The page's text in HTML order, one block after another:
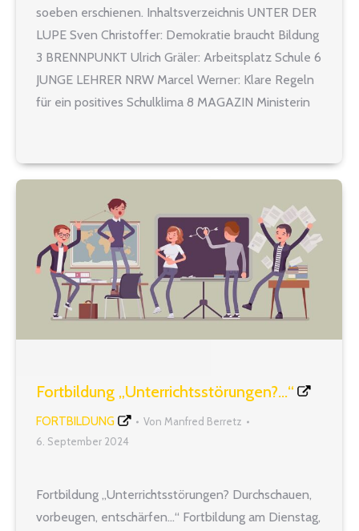
soeben erschienen. Inhaltsverzeichnis UNTER DER
LUPE Sven Christoffer: Demokratie braucht Bildung
3 BRENNPUNKT Ulrich Gräler: Arbeitsplatz Schule 6
JUNGE LEHRER NRW Marcel Werner: Klare Regeln
für ein positives Schulklima 8 MAGAZIN Ministerin
Studie: Große…
Fortbildung „Unterrichtsstörungen?…“
FORTBILDUNG Von Manfred Berretz
6. September 2024
Fortbildung „Unterrichtsstörungen? Durchschauen,
vorbeugen, entschärfen…“ Fortbildung am Dienstag,